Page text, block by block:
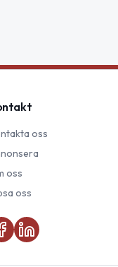
oss
oss
oss